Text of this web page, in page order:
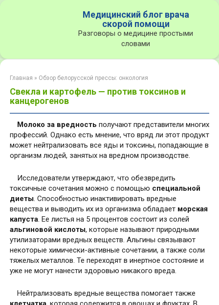
Медицинский блог врача
скорой помощи
Разговоры о медицине простыми
словами
Главная » Обзор белорусской прессы: онкология
Свекла и картофель — против токсинов и
канцерогенов
Молоко за вредность получают представители многих
профессий. Однако есть мнение, что вряд ли этот продукт
может нейтрализовать все яды и токсины, попадающие в
организм людей, занятых на вредном производстве.
Исследователи утверждают, что обезвредить
токсичные сочетания можно с помощью специальной
диеты. Способностью инактивировать вредные
вещества и выводить их из организма обладает морская
капуста. Ее листья на 5 процентов состоит из солей
альгиновой кислоты, которые называют природными
утилизаторами вредных веществ. Альгины связывают
некоторые химически-активные сочетании, а также соли
тяжелых металлов. Те переходят в инертное состояние и
уже не могут нанести здоровью никакого вреда.
Нейтрализовать вредные вещества помогает также